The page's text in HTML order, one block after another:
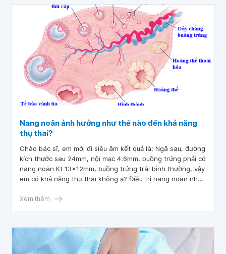
Nang noãn ảnh hưởng như thế nào đến khả năng
thụ thai?
Chào bác sĩ, em mới đi siêu âm kết quả là: Ngã sau, đường
kích thước sau 24mm, nội mạc 4.6mm, buồng trứng phải có
nang noãn Kt 13x12mm, buồng trứng trái bình thường, vậy
em có khả năng thụ thai không ạ? Điều trị nang noãn như
Xem thêm